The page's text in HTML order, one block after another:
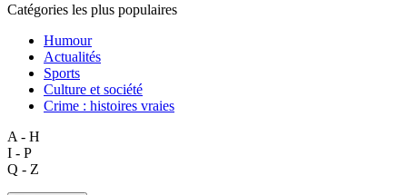
Catégories les plus populaires
Humour
Actualités
Sports
Culture et société
Crime : histoires vraies
A - H
I - P
Q - Z